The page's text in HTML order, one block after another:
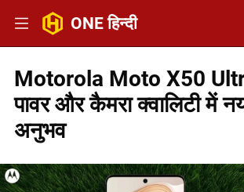
ONE हिन्दी
Motorola Moto X50
पावर और कैमरा क्वालिटी में
अनुभव